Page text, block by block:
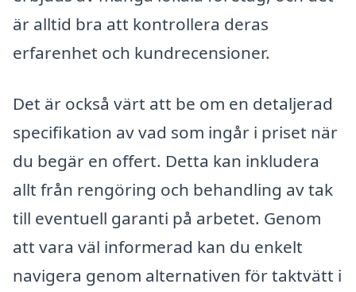
är alltid bra att kontrollera deras
erfarenhet och kundrecensioner.
Det är också värt att be om en detaljerad
specifikation av vad som ingår i priset när
du begär en offert. Detta kan inkludera
allt från rengöring och behandling av tak
till eventuell garanti på arbetet. Genom
att vara väl informerad kan du enkelt
navigera genom alternativen för taktvätt i